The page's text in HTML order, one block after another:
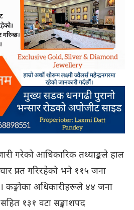
गरेको आधिकारिक तथ्याङ्कले हाल
प्राप्त गरिरहेको भने ११५ जना
कङ्गोका अधिकारीहरूले ४४ जना
१३१ वटा सङ्काशपद